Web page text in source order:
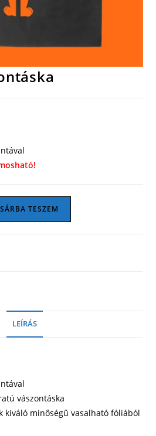
TESZEM
LEÍRÁS
vászontáska
kiváló minőségű vasalható fóliából